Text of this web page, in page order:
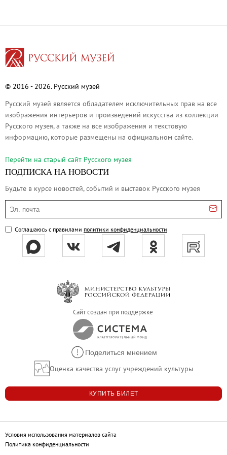
Выездные выставки
Михаил Нестеров
Архив выставок
Степан Эрьзя – скульптор мира. К
Эпоха Императора Александра III и её
Архип Куинджи. Иллюзия света
Русская традиция
Наш авангард
Фёдор Васильев. К 175-летию со дня
Посетителям
Справочная информация
Адреса и часы работы
О билетах, льготах и услугах
Правила посещения музея
Высказать мнение / Сообщить о проблеме
Экскурсии
Лекции и абонементы
Лекторий
Лекции
Абонементы
Доступный музей
Программы и мероприятия
Для СМИ
О Музее
© 2016 - 2026. Русский музей
Русский музей является обладателем исключительных прав на все
изображения интерьеров и произведений искусства из коллекции
Русского музея, а также на все изображения и текстовую
информацию, которые размещены на официальном сайте.
Перейти на cтарый сайт Русского музея
ПОДПИСКА НА НОВОСТИ
Будьте в курсе новостей, событий и выставок Русского музея
Эл. почта
Соглашаюсь с правилами политики конфиденциальности
Сайт создан при поддержке
Поделиться мнением
Оценка качества услуг учреждений культуры
КУПИТЬ БИЛЕТ
Условия использования материалов сайта
Политика конфиденциальности